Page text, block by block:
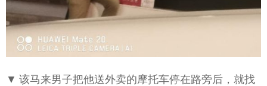
▼ 该马来男子把他送外卖的摩托车停在路旁后，就找